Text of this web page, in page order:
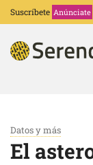
Suscríbete Anúnciate
Datos y más
El